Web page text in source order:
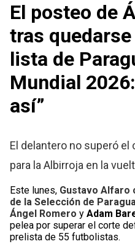
El posteo de
tras
lista de
Mundial
así”
El delantero no superó
para la Albirroja en la
Este lunes, Gustavo Alfaro
de la Selección de
Ángel Romero yAdam
pelea por superar el corte
prelista de 55 futbolistas.